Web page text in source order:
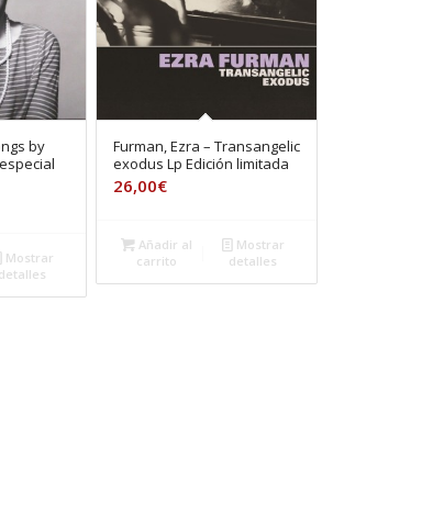
by
Mostrar
detalles
Furman, Ezra – Transangelic
exodus Lp Edición limitada
26,00€
Añadir al
carrito
Mostrar
detalles